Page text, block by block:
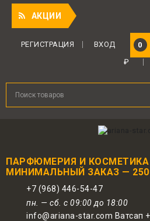
АКЦИИ
0
РЕГИСТРАЦИЯ
ВХОД
₽
ПАРФЮМЕРИЯ И
МИНИМАЛЬНЫЙ ЗАКАЗ —
+7 (968) 446-54-47
пн. — сб. с 09:00 до 18:00
info@ariana-star.com Ватсап
Для авторизованных
предоставляется 1
от совершенной